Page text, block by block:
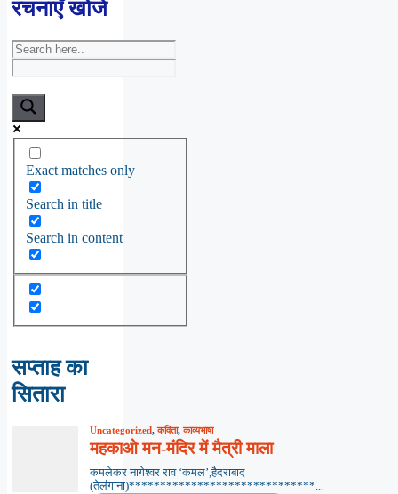
रचनाएँ खोजें
Exact matches only
Search in title
Search in content
सप्ताह का
सितारा
Uncategorized,कविता,काव्यभाषा
महकाओ मन-मंदिर में मैत्री माला
कमलेकर नागेश्वर राव ‘कमल’,हैदराबाद
(तेलंगाना)******************************...